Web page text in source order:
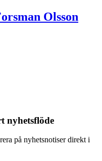
Olsson
nyhetsflöde
på nyhetsnotiser direkt i